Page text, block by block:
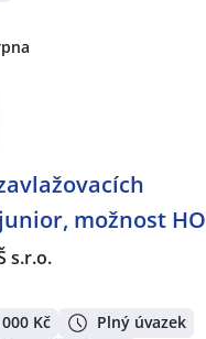
možnost HO
s.r.o.
Kč
Plný úvazek